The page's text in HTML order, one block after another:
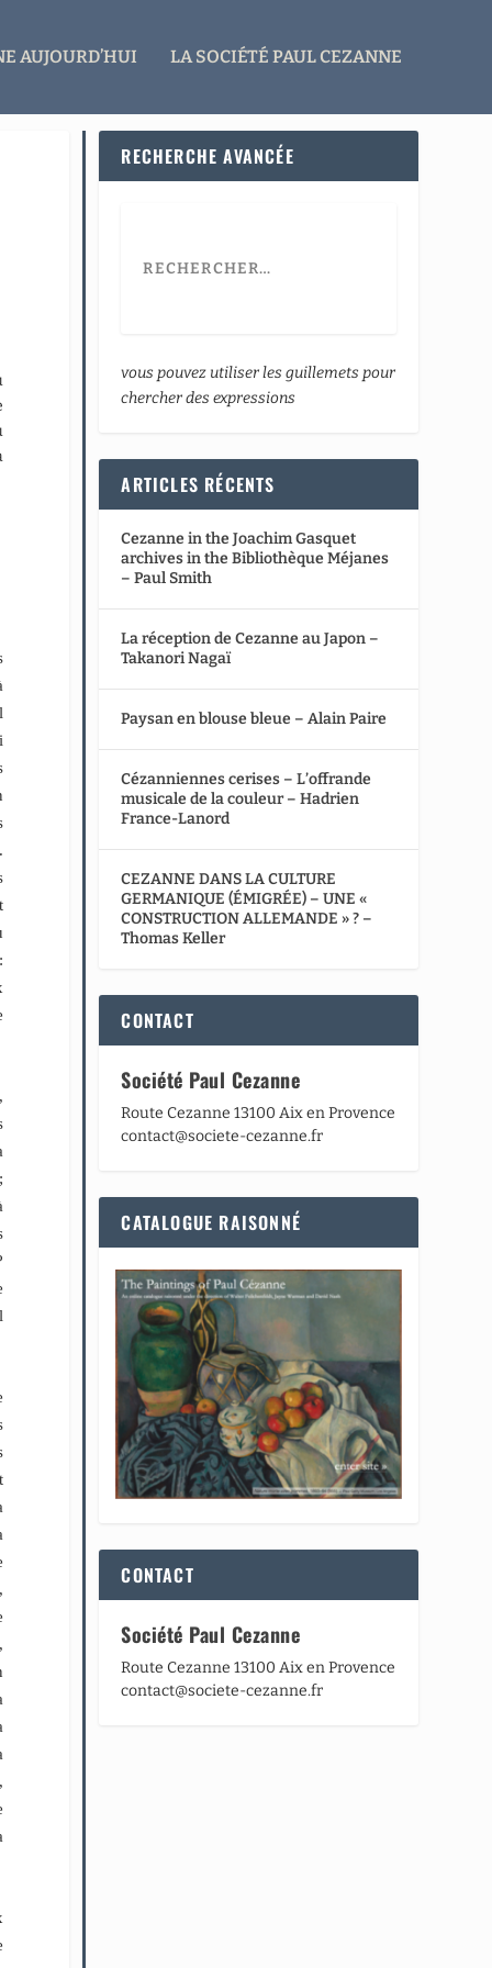
AUJOURD’HUI LA SOCIÉTÉ PAUL CEZANNE
RECHERCHE AVANCÉE
vous pouvez utiliser les guillemets pour
chercher des expressions
ARTICLES RÉCENTS
Cezanne in the Joachim Gasquet
archives in the Bibliothèque Méjanes
– Paul Smith
La réception de Cezanne au Japon –
Takanori Nagaï
Paysan en blouse bleue – Alain Paire
Cézanniennes cerises – L’offrande
musicale de la couleur – Hadrien
France-Lanord
CEZANNE DANS LA CULTURE
GERMANIQUE (ÉMIGRÉE) – UNE «
CONSTRUCTION ALLEMANDE » ? –
Thomas Keller
CONTACT
Société Paul Cezanne
Route Cezanne 13100 Aix en Provence
contact@societe-cezanne.fr
CATALOGUE RAISONNÉ
CONTACT
Société Paul Cezanne
Route Cezanne 13100 Aix en Provence
contact@societe-cezanne.fr